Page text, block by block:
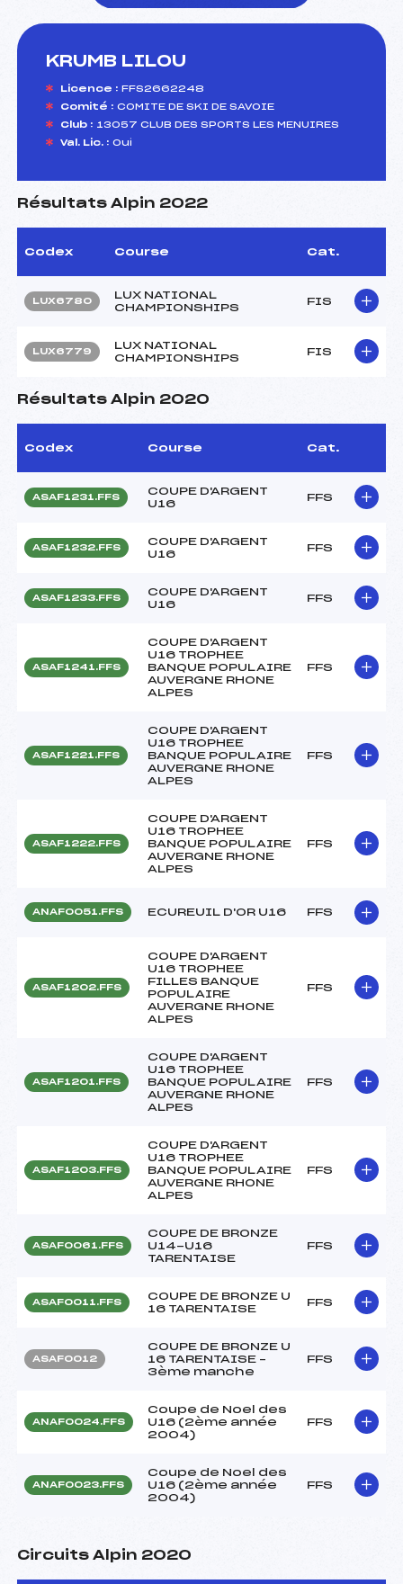
KRUMB LILOU
Licence : FFS2662248
Comité : COMITE DE SKI DE SAVOIE
Club : 13057 CLUB DES SPORTS LES MENUIRES
Val. Lic. : Oui
Résultats Alpin 2022
Codex Course Cat.
LUX6780
LUX NATIONAL
CHAMPIONSHIPS
FIS
LUX6779
LUX NATIONAL
CHAMPIONSHIPS
FIS
Résultats Alpin 2020
Codex Course Cat.
ASAF1231.FFS
COUPE D'ARGENT
U16
FFS
ASAF1232.FFS
COUPE D'ARGENT
U16
FFS
ASAF1233.FFS
COUPE D'ARGENT
U16
FFS
ASAF1241.FFS
COUPE D'ARGENT
U16 TROPHEE
BANQUE POPULAIRE
AUVERGNE RHONE
ALPES
FFS
ASAF1221.FFS
COUPE D'ARGENT
U16 TROPHEE
BANQUE POPULAIRE
AUVERGNE RHONE
ALPES
FFS
ASAF1222.FFS
COUPE D'ARGENT
U16 TROPHEE
BANQUE POPULAIRE
AUVERGNE RHONE
ALPES
FFS
ANAF0051.FFS ECUREUIL D'OR U16 FFS
ASAF1202.FFS
COUPE D'ARGENT
U16 TROPHEE
FILLES BANQUE
POPULAIRE
AUVERGNE RHONE
ALPES
FFS
ASAF1201.FFS
COUPE D'ARGENT
U16 TROPHEE
BANQUE POPULAIRE
AUVERGNE RHONE
ALPES
FFS
ASAF1203.FFS
COUPE D'ARGENT
U16 TROPHEE
BANQUE POPULAIRE
AUVERGNE RHONE
ALPES
FFS
ASAF0061.FFS
COUPE DE BRONZE
U14-U16
TARENTAISE
FFS
ASAF0011.FFS
COUPE DE BRONZE U
16 TARENTAISE
FFS
ASAF0012
COUPE DE BRONZE U
16 TARENTAISE –
3ème manche
FFS
ANAF0024.FFS
Coupe de Noel des
U16 (2ème année
2004)
FFS
ANAF0023.FFS
Coupe de Noel des
U16 (2ème année
2004)
FFS
Circuits Alpin 2020